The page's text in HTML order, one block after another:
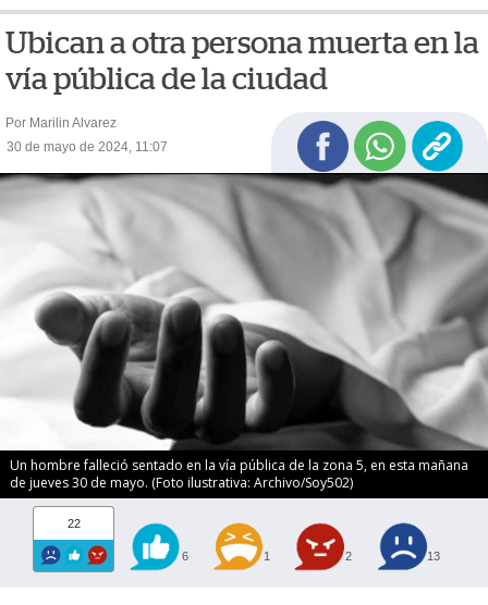
Ubican a otra persona muerta en la
vía pública de la ciudad
Por Marilin Alvarez
30 de mayo de 2024, 11:07
Un hombre falleció sentado en la vía pública de la zona 5, en esta mañana
de jueves 30 de mayo. (Foto ilustrativa: Archivo/Soy502)
22
6 1 2 13